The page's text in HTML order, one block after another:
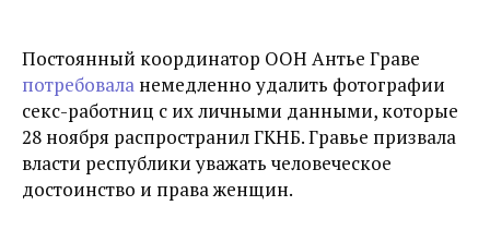
Постоянный координатор ООН Антье Граве
потребовала немедленно удалить фотографии
секс-работниц с их личными данными, которые
28 ноября распространил ГКНБ. Гравье призвала
власти республики уважать человеческое
достоинство и права женщин.